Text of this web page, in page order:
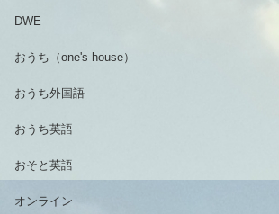
DWE
おうち（one's house）
おうち外国語
おうち英語
おそと英語
オンライン